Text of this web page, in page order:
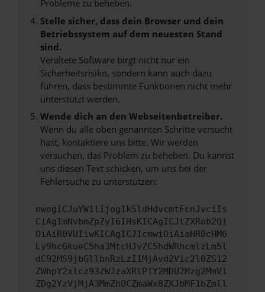
Probleme zu beheben.
Stelle sicher, dass dein Browser und dein
Betriebssystem auf dem neuesten Stand
sind.
Veraltete Software birgt nicht nur ein
Sicherheitsrisiko, sondern kann auch dazu
führen, dass bestimmte Funktionen nicht mehr
unterstützt werden.
Wende dich an den Webseitenbetreiber.
Wenn du alle oben genannten Schritte versucht
hast, kontaktiere uns bitte. Wir werden
versuchen, das Problem zu beheben. Du kannst
uns diesen Text schicken, um uns bei der
Fehlersuche zu unterstützen:
ewogICJuYW1lIjogIk5ldHdvcmtFcnJvciIs
CiAgImNvbmZpZyI6IHsKICAgICJtZXRob2Qi
OiAiR0VUIiwKICAgICJ1cmwiOiAiaHR0cHM6
Ly9hcGkueC5ha3MtcHJvZC5hdWRhcmlzLm5l
dC92MS9jbGllbnRzLzI1MjAvd2Vic2l0ZS12
ZWhpY2xlcz93ZWJzaXRlPTY2MDU2Mzg2MmVi
ZDg2YzVjMjA3MmZhOCZmaWx0ZXJbMF1bZmll